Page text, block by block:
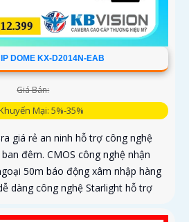
DOME KX-D2014N-EAB
Giá Bán:
Mại: 5%-35%
giá rẻ an ninh hỗ trợ công nghệ
đêm. CMOS công nghệ nhận
50m báo động xâm nhập hàng
dàng công nghệ Starlight hỗ trợ